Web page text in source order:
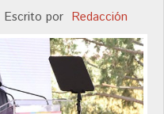
Escrito por Redacción